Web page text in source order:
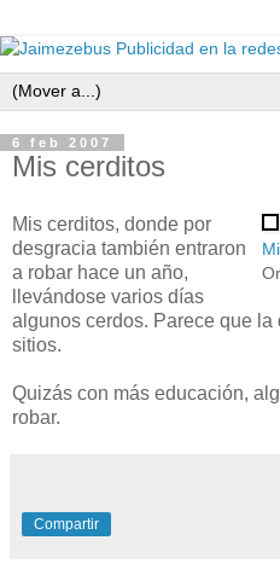
6 feb 2007
Mis cerditos
Mis cerditos, donde por
desgracia también entraron
a robar hace un año,
llevándose varios días
algunos cerdos. Parece que
sitios.
Quizás con más educación,
robar.
Compartir